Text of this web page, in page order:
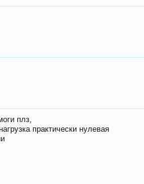
плз,
практически нулевая